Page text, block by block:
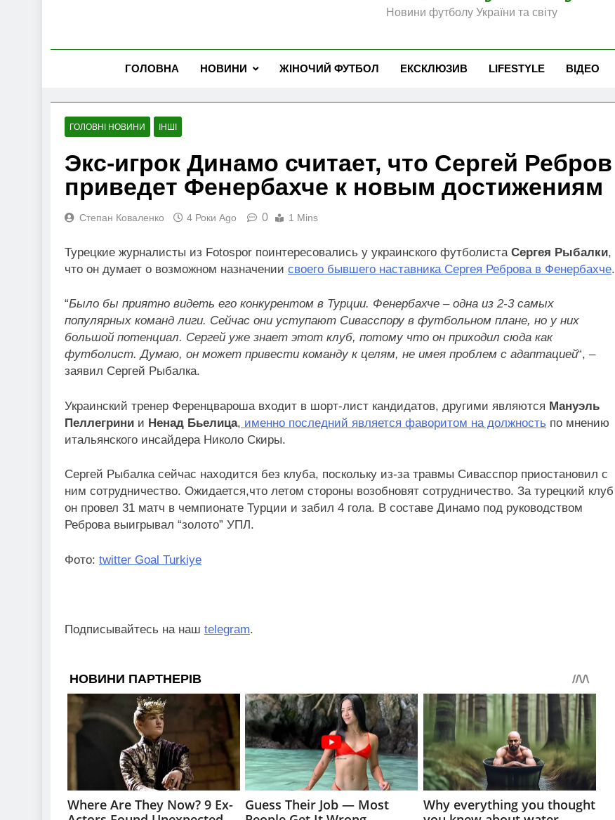
Новини футболу України та світу
ГОЛОВНА НОВИНИ ЖІНОЧИЙ ФУТБОЛ ЕКСКЛЮЗИВ LIFESTYLE ВІДЕО
ГОЛОВНІ НОВИНИ ІНШІ
Экс-игрок Динамо считает, что Сергей Ребров
приведет Фенербахче к новым достижениям
Степан Коваленко 4 Роки Ago 0 1 Mins
Турецкие журналисты из Fotospor поинтересовались у украинского футболиста Сергея Рыбалки,
что он думает о возможном назначении своего бывшего наставника Сергея Реброва в Фенербахче.
“Было бы приятно видеть его конкурентом в Турции. Фенербахче – одна из 2-3 самых
популярных команд лиги. Сейчас они уступают Сивасспору в футбольном плане, но у них
большой потенциал. Сергей уже знает этот клуб, потому что он приходил сюда как
футболист. Думаю, он может привести команду к целям, не имея проблем с адаптацией“, –
заявил Сергей Рыбалка.
Украинский тренер Ференцвароша входит в шорт-лист кандидатов, другими являются Мануэль
Пеллегрини и Ненад Бьелица, именно последний является фаворитом на должность по мнению
итальянского инсайдера Николо Скиры.
Сергей Рыбалка сейчас находится без клуба, поскольку из-за травмы Сивасспор приостановил с
ним сотрудничество. Ожидается,что летом стороны возобновят сотрудничество. За турецкий клуб
он провел 31 матч в чемпионате Турции и забил 4 гола. В составе Динамо под руководством
Реброва выигрывал “золото” УПЛ.
Фото: twitter Goal Turkiye
Подписывайтесь на наш telegram.